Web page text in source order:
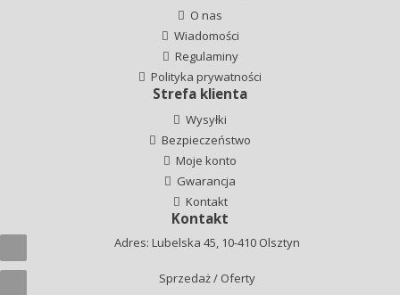
O nas
Wiadomości
Regulaminy
Polityka prywatności
Strefa klienta
Wysyłki
Bezpieczeństwo
Moje konto
Gwarancja
Kontakt
Kontakt
Adres: Lubelska 45, 10-410 Olsztyn
Sprzedaż / Oferty